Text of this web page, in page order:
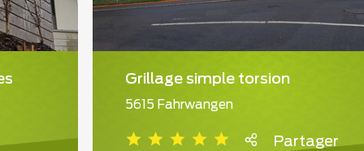
Grillage simple torsion
5615 Fahrwangen
Partager